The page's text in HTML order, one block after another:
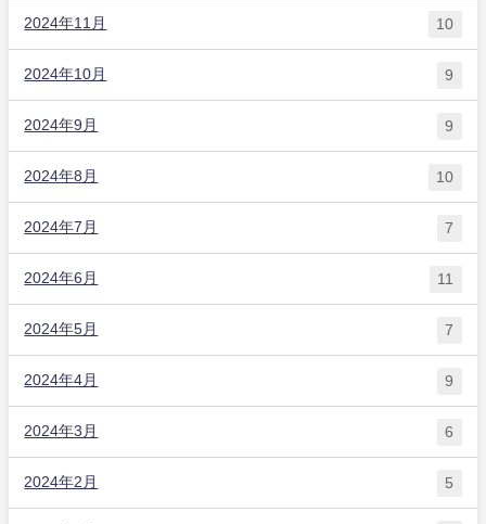
2024年11月 10
2024年10月 9
2024年9月 9
2024年8月 10
2024年7月 7
2024年6月 11
2024年5月 7
2024年4月 9
2024年3月 6
2024年2月 5